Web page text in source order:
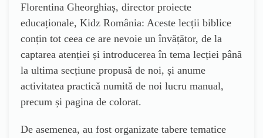
Florentina Gheorghiaș, director proiecte
educaționale, Kidz România: Aceste lecții biblice
conțin tot ceea ce are nevoie un învățător, de la
captarea atenției și introducerea în tema lecției până
la ultima secțiune propusă de noi, și anume
activitatea practică numită de noi lucru manual,
precum și pagina de colorat.
De asemenea, au fost organizate tabere tematice